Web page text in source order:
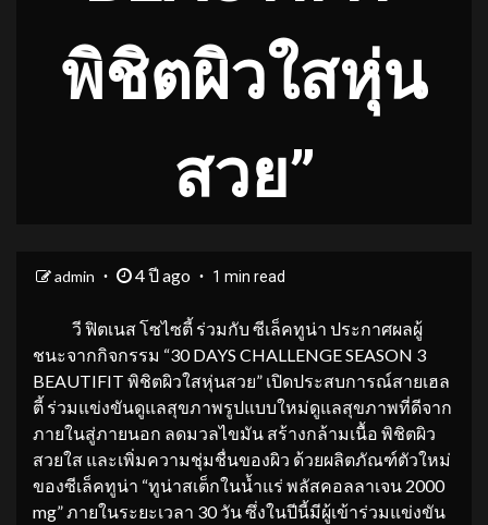
พิชิตผิวใสหุ่น
สวย”
admin 4 ปี ago 1 min read
วี ฟิตเนส โซไซตี้ ร่วมกับ ซีเล็คทูน่า ประกาศผลผู้
ชนะจากกิจกรรม “30 DAYS CHALLENGE SEASON 3
BEAUTIFIT พิชิตผิวใสหุ่นสวย” เปิดประสบการณ์สายเฮล
ตี้ ร่วมแข่งขันดูแลสุขภาพรูปแบบใหม่ดูแลสุขภาพที่ดีจาก
ภายในสู่ภายนอก ลดมวลไขมัน สร้างกล้ามเนื้อ พิชิตผิว
สวยใส และเพิ่มความชุ่มชื่นของผิว ด้วยผลิตภัณฑ์ตัวใหม่
ของซีเล็คทูน่า “ทูน่าสเต็กในน้ำแร่ พลัสคอลลาเจน 2000
mg” ภายในระยะเวลา 30 วัน ซึ่งในปีนี้มีผู้เข้าร่วมแข่งขัน